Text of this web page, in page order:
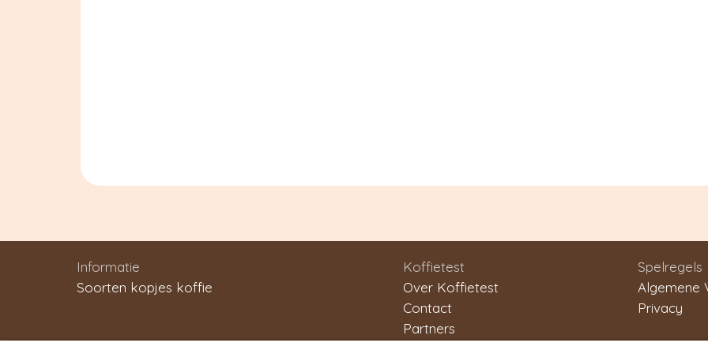
Informatie
Soorten kopjes koffie
Koffietest
Over Koffietest
Contact
Partners
Spelregels
Algemene
Privacy